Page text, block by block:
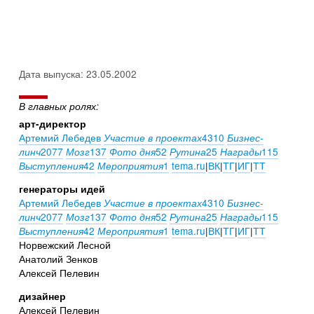
Дата выпуска: 23.05.2002
В главных ролях:
арт-директор
Артемий Лебедев Участие в проектах4310 Бизнес-
линч2077 Мозг137 Фото дня52 Рутина25 Награды115
Выступления42 Мероприятия1 tema.ru|ВК|ТГ|ИГ|ТТ
генераторы идей
Артемий Лебедев Участие в проектах4310 Бизнес-
линч2077 Мозг137 Фото дня52 Рутина25 Награды115
Выступления42 Мероприятия1 tema.ru|ВК|ТГ|ИГ|ТТ
Норвежский Лесной
Анатолий Зенков
Алексей Пелевин
дизайнер
Алексей Пелевин